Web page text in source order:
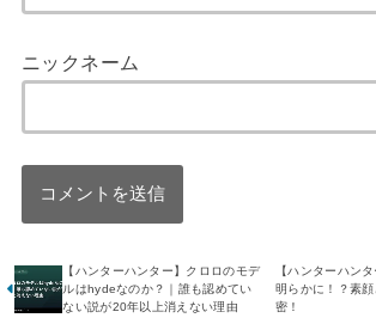
ニックネーム
【ハンターハンター】クロロのモデ
ルはhydeなのか？｜誰も認めてい
ない説が20年以上消えない理由
【ハンターハン
明らかに！？素
密！